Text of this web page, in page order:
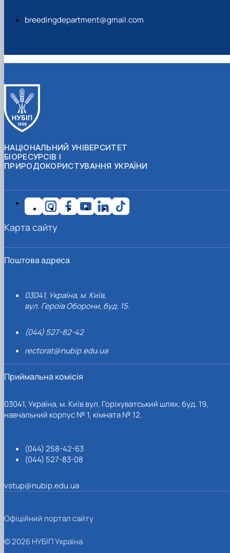
breedingdepartment@gmail.com
НАЦІОНАЛЬНИЙ УНІВЕРСИТЕТ
БІОРЕСУРСІВ І
ПРИРОДОКОРИСТУВАННЯ УКРАЇНИ
Поштова адреса
03041, Україна, м. Київ,
вул. Героїв Оборони, буд. 15.
(044) 527-82-42
rectorat@nubip.edu.ua
Приймальна комісія
03041, Україна, м. Київ вул. Горіхуватський шлях, буд. 19,
навчальний корпус № 1, кімната № 12.
(044) 258-42-63
(044) 527-83-08
vstup@nubip.edu.ua
Карта сайту
Офіційний портал сайту
© 2026 НУБІП Україна